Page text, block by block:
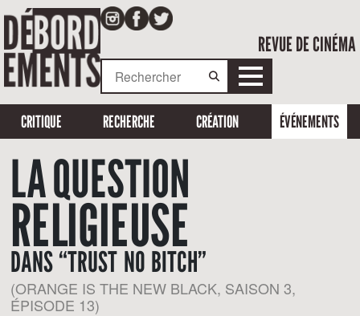
REVUE DE CINÉMA
CRITIQUE RECHERCHE CRÉATION ÉVÉNEMENTS
LA QUESTION
RELIGIEUSE
DANS “TRUST NO BITCH”
(ORANGE IS THE NEW BLACK, SAISON 3,
ÉPISODE 13)